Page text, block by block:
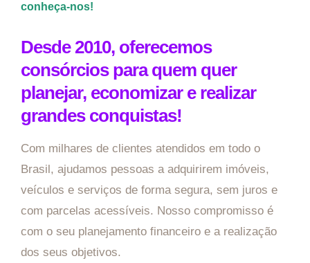
conheça-nos!
Desde 2010, oferecemos
consórcios para quem quer
planejar, economizar e realizar
grandes conquistas!
Com milhares de clientes atendidos em todo o
Brasil, ajudamos pessoas a adquirirem imóveis,
veículos e serviços de forma segura, sem juros e
com parcelas acessíveis. Nosso compromisso é
com o seu planejamento financeiro e a realização
dos seus objetivos.